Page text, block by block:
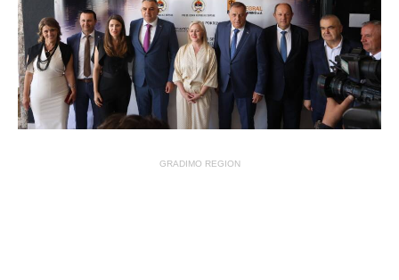
GRADIMO REGION